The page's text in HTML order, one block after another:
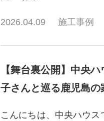
2026.04.09 施工事例
【舞台裏公開】中央
子さんと巡る鹿児島の
こんにちは、中央ハウ